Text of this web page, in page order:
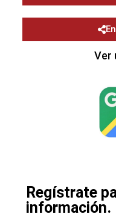
Ver
Regístrate
información.